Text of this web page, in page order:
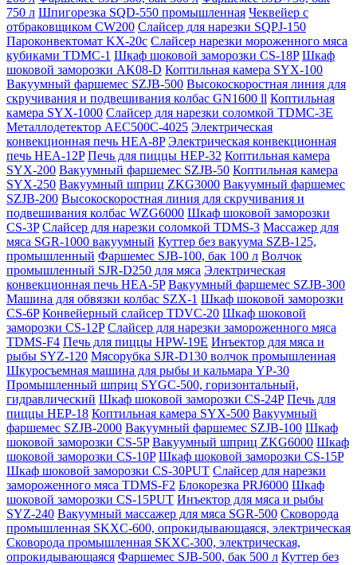
750 л Шпигорезка SQD-550 промышленная Чеквейер с
отбраковщиком CW200 Слайсер для нарезки SQPJ-150
Пароконвектомат KX-20c Слайсер нарезки мороженного мяса
кубиками TDMC-1 Шкаф шоковой заморозки CS-18P Шкаф
шоковой заморозки AK08-D Коптильная камера SYX-100
Вакуумный фаршемес SZJB-500 Высокоскоростная линия для
скручивания и подвешивания колбас GN1600 ll Коптильная
камера SYX-1000 Слайсер для нарезки соломкой TDMC-3E
Металлодетектор AEC500C-4025 Электрическая
конвекционная печь HEA-8P Электрическая конвекционная
печь HEA-12P Печь для пиццы HEP-32 Коптильная камера
SYX-200 Вакуумный фаршемес SZJB-50 Коптильная камера
SYX-250 Вакуумный шприц ZKG3000 Вакуумный фаршемес
SZJB-200 Высокоскоростная линия для скручивания и
подвешивания колбас WZG6000 Шкаф шоковой заморозки
CS-3P Слайсер для нарезки соломкой TDMS-3 Массажер для
мяса SGR-1000 вакуумный Куттер без вакуума SZB-125,
промышленный Фаршемес SJB-100, бак 100 л Волчок
промышленный SJR-D250 для мяса Электрическая
конвекционная печь HEA-5P Вакуумный фаршемес SZJB-300
Машина для обвязки колбас SZX-1 Шкаф шоковой заморозки
CS-6P Конвейерный слайсер TDVC-20 Шкаф шоковой
заморозки CS-12P Слайсер для нарезки замороженного мяса
TDMS-F4 Печь для пиццы HPW-19E Инъектор для мяса и
рыбы SYZ-120 Мясорубка SJR-D130 волчок промышленная
Шкуросъемная машина для рыбы и кальмара YP-30
Промышленный шприц SYGC-500, горизонтальный,
гидравлический Шкаф шоковой заморозки CS-24P Печь для
пиццы HEP-18 Коптильная камера SYX-500 Вакуумный
фаршемес SZJB-2000 Вакуумный фаршемес SZJB-100 Шкаф
шоковой заморозки CS-5P Вакуумный шприц ZKG6000 Шкаф
шоковой заморозки CS-10P Шкаф шоковой заморозки CS-15P
Шкаф шоковой заморозки CS-30PUT Слайсер для нарезки
замороженного мяса TDMS-F2 Блокорезка PRJ6000 Шкаф
шоковой заморозки CS-15PUT Инъектор для мяса и рыбы
SYZ-240 Вакуумный массажер для мяса SGR-500 Сковорода
промышленная SKXC-600, опрокидывающаяся, электрическая
Сковорода промышленная SKXC-300, электрическая,
опрокидывающаяся Фаршемес SJB-500, бак 500 л Куттер без